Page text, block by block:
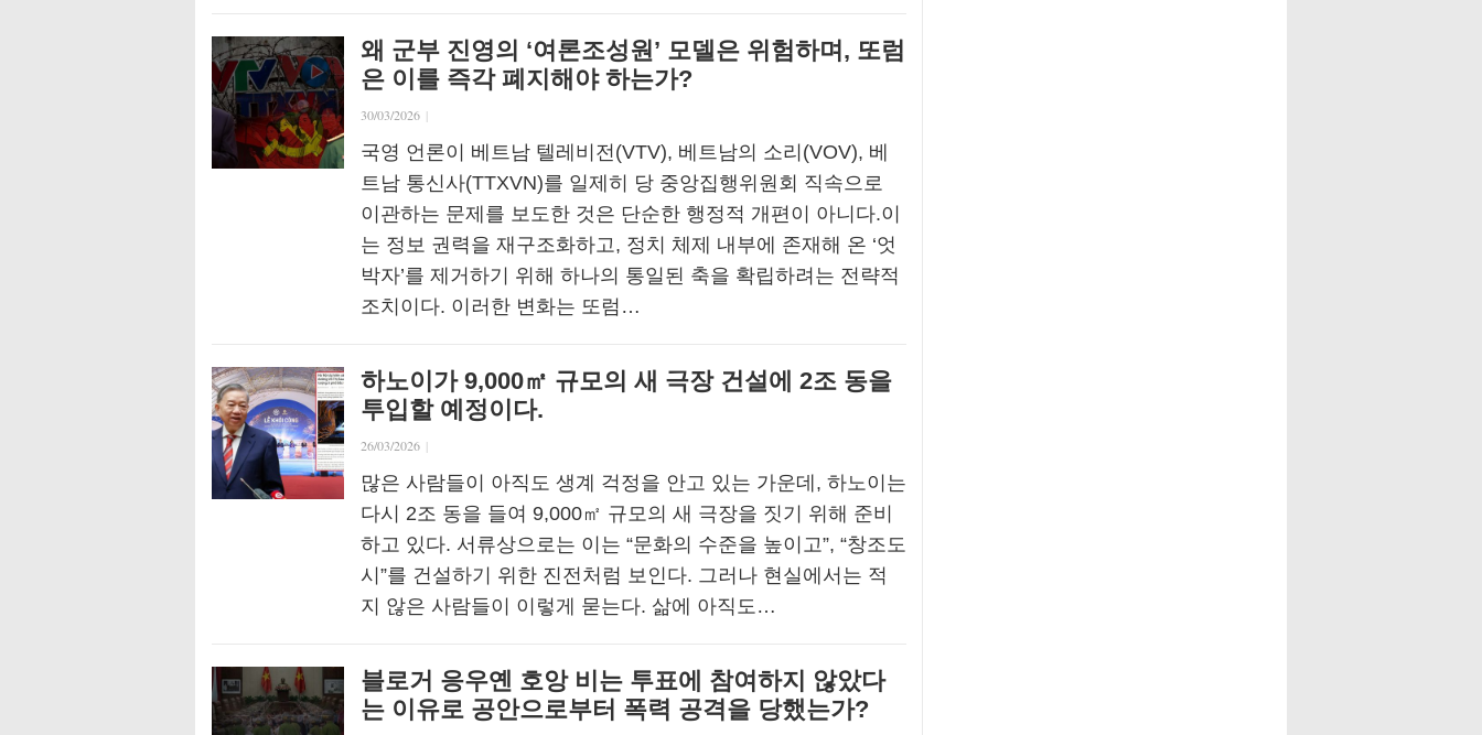
왜 군부 진영의 ‘여론조성원’ 모델은 위험하며, 또럼
은 이를 즉각 폐지해야 하는가?
30/03/2026 |
국영 언론이 베트남 텔레비전(VTV), 베트남의 소리(VOV), 베
트남 통신사(TTXVN)를 일제히 당 중앙집행위원회 직속으로
이관하는 문제를 보도한 것은 단순한 행정적 개편이 아니다.이
는 정보 권력을 재구조화하고, 정치 체제 내부에 존재해 온 ‘엇
박자’를 제거하기 위해 하나의 통일된 축을 확립하려는 전략적
조치이다. 이러한 변화는 또럼…
하노이가 9,000㎡ 규모의 새 극장 건설에 2조 동을
투입할 예정이다.
26/03/2026 |
많은 사람들이 아직도 생계 걱정을 안고 있는 가운데, 하노이는
다시 2조 동을 들여 9,000㎡ 규모의 새 극장을 짓기 위해 준비
하고 있다. 서류상으로는 이는 “문화의 수준을 높이고”, “창조도
시”를 건설하기 위한 진전처럼 보인다. 그러나 현실에서는 적
지 않은 사람들이 이렇게 묻는다. 삶에 아직도…
블로거 응우옌 호앙 비는 투표에 참여하지 않았다
는 이유로 공안으로부터 폭력 공격을 당했는가?